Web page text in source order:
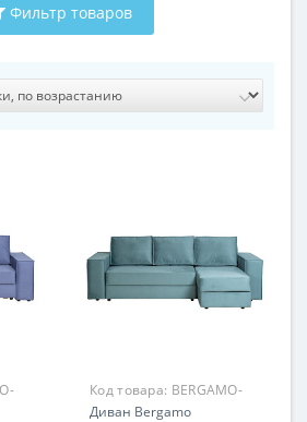
Фильтр товаров
Код товара: BERGAMO-
3MR-1K-БИРЮЗОВЫЙ-
Диван Bergamo